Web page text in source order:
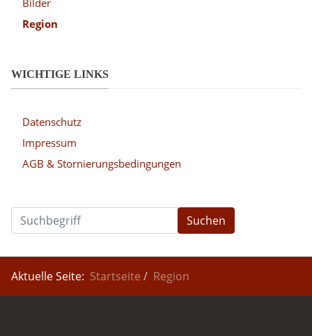
Region
WICHTIGE LINKS
Datenschutz
Impressum
AGB & Stornierungsbedingungen
Suchen
Aktuelle Seite: Startseite Region